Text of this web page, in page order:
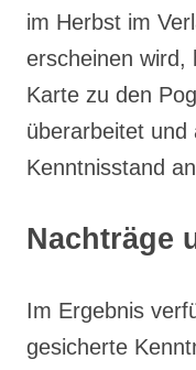
im Herbst im
erscheinen wird,
Karte zu den
überarbeitet und
Kenntnisstand
Nachträge
Im Ergebnis
gesicherte